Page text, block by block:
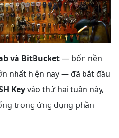
và BitBucket— bốn nền
nhất hiện nay — đã bắt đầu
Keyvào thứ hai tuần này,
trong ứng dụng phần